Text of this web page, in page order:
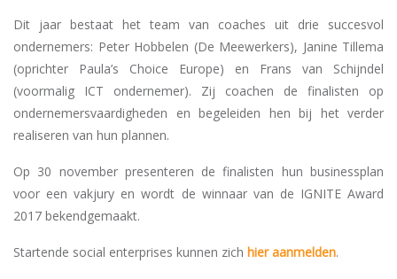
Dit jaar bestaat het team van coaches uit drie succesvol
ondernemers: Peter Hobbelen (De Meewerkers), Janine Tillema
(oprichter Paula’s Choice Europe) en Frans van Schijndel
(voormalig ICT ondernemer). Zij coachen de finalisten op
ondernemersvaardigheden en begeleiden hen bij het verder
realiseren van hun plannen.
Op 30 november presenteren de finalisten hun businessplan
voor een vakjury en wordt de winnaar van de IGNITE Award
2017 bekendgemaakt.
Startende social enterprises kunnen zich hier aanmelden.